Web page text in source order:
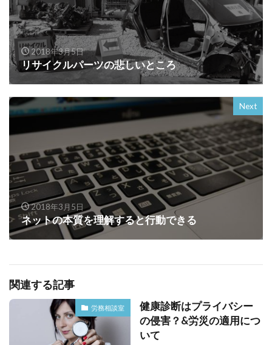
2018年3月5日
リサイクルパーツの悲しいところ
Next
2018年3月5日
ネットの本質を理解すると行動できる
関連する記事
労務相談室
健康診断はプライバシー
の侵害？&労災の適用につ
いて